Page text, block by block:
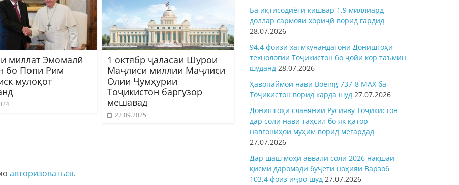
миллат Эмомалӣ
бо Попи Рим
мулоқот
1 октябр ҷаласаи Шурои
Маҷлиси миллии Маҷлиси
Олии Ҷумҳурии
Тоҷикистон баргузор
мешавад
22.09.2025
авторизоваться.
Ба иқтисодиёти кишвар 1,9 миллиард
доллар сармояи хориҷӣ ворид гардид
28.07.2026
94,4 фоизи хатмкунандагони Донишгоҳи
технологии Тоҷикистон бо ҷойи кор таъмин
шуданд 28.07.2026
Ҳавопаймои нави Boeing 737-8 MAX ба
Тоҷикистон ворид карда шуд 27.07.2026
Донишгоҳи славянии Русияву Тоҷикистон
дар соли нави таҳсил бо як қатор
навгониҳои муҳим ворид мегардад
27.07.2026
Дар шаш моҳи аввали соли 2026 нақшаи
қисми даромади буҷети ноҳияи Варзоб
103,4 фоиз иҷро шуд 27.07.2026